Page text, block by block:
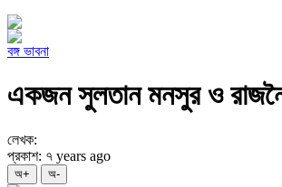
বঙ্গ ভাবনা
একজন সুলতান মনসুর ও
লেখক:
প্রকাশ: ৭ years ago
অ+ অ-